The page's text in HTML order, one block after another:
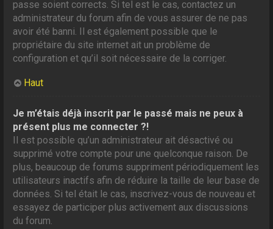
passe soient corrects. Si tel est le cas, contactez un
administrateur du forum afin de vous assurer de ne pas
avoir été banni. Il est également possible que le
propriétaire du site internet ait un problème de
configuration et qu’il soit nécessaire de la corriger.
Haut
Je m’étais déjà inscrit par le passé mais ne peux à
présent plus me connecter ?!
Il est possible qu’un administrateur ait désactivé ou
supprimé votre compte pour une quelconque raison. De
plus, beaucoup de forums suppriment périodiquement les
utilisateurs inactifs afin de réduire la taille de leur base de
données. Si tel était le cas, inscrivez-vous de nouveau et
essayez de participer plus activement aux discussions
du forum.